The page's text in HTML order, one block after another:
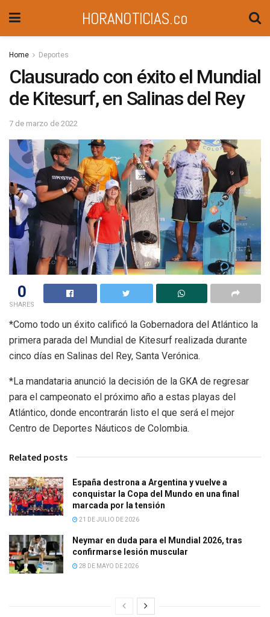
HORANOTICIAS.co
Home Deportes
Clausurado con éxito el Mundial
de Kitesurf, en Salinas del Rey
7 de marzo de 2022
0
SHARES
*Como todo un éxito calificó la Gobernadora del Atlántico la
primera parada del Mundial de Kitesurf realizada durante
cinco días en Salinas del Rey, Santa Verónica.
*La mandataria anunció la decisión de la GKA de regresar
para el campeonato el próximo año a estas playas del
Atlántico, donde encontrarán listo el que será el mejor
Centro de Deportes Náuticos de Colombia.
Related posts
España destrona a Argentina y vuelve a
conquistar la Copa del Mundo en una final
marcada por la tensión
21 DE JULIO DE 2026
Neymar en duda para el Mundial 2026, tras
confirmarse lesión muscular
28 DE MAYO DE 2026